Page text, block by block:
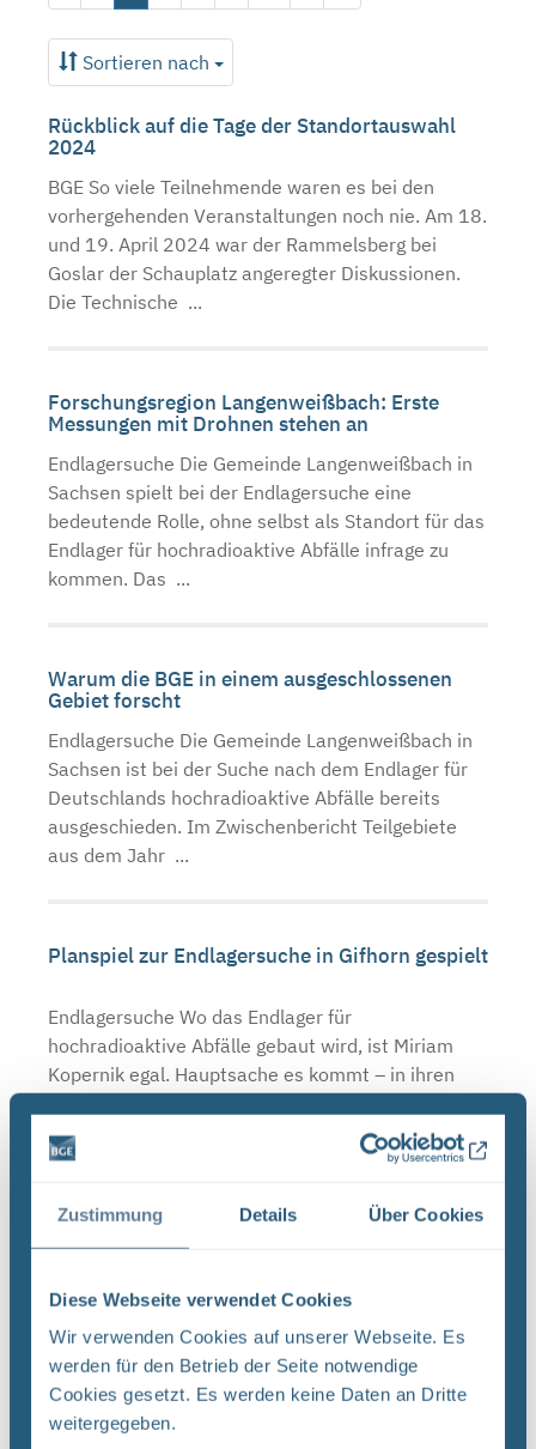
Zustimmung Details Über Cookies
Diese Webseite verwendet Cookies
Wir verwenden Cookies auf unserer Webseite. Es
werden für den Betrieb der Seite notwendige
Cookies gesetzt. Es werden keine Daten an Dritte
weitergegeben.
Sortieren nach
Rückblick auf die Tage der Standortauswahl
2024
BGE So viele Teilnehmende waren es bei den
vorhergehenden Veranstaltungen noch nie. Am 18.
und 19. April 2024 war der Rammelsberg bei
Goslar der Schauplatz angeregter Diskussionen.
Die Technische ...
Forschungsregion Langenweißbach: Erste
Messungen mit Drohnen stehen an
Endlagersuche Die Gemeinde Langenweißbach in
Sachsen spielt bei der Endlagersuche eine
bedeutende Rolle, ohne selbst als Standort für das
Endlager für hochradioaktive Abfälle infrage zu
kommen. Das ...
Warum die BGE in einem ausgeschlossenen
Gebiet forscht
Endlagersuche Die Gemeinde Langenweißbach in
Sachsen ist bei der Suche nach dem Endlager für
Deutschlands hochradioaktive Abfälle bereits
ausgeschieden. Im Zwischenbericht Teilgebiete
aus dem Jahr ...
Planspiel zur Endlagersuche in Gifhorn gespielt
Endlagersuche Wo das Endlager für
hochradioaktive Abfälle gebaut wird, ist Miriam
Kopernik egal. Hauptsache es kommt – in ihren
sie an die Macht. Und ...
Zweites Forum Endlagersuche: Öffentlicher
Austausch zum Stand der Endlagersuche
Endlagersuche Gemeinsame Pressemitteilung des
Abschluss des Forums Endlagersuche in Halle an
der Saale am 17./18. November 2023. Dem PFE
gehören neben ...